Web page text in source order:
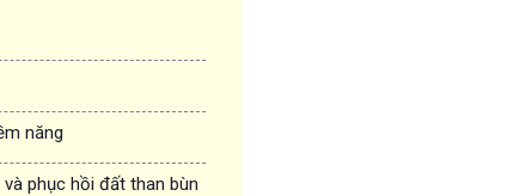
năng
phục hồi đất than bùn